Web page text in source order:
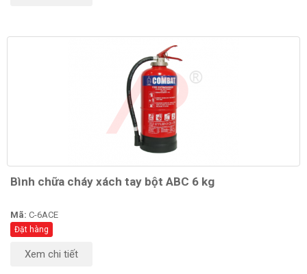
Bình chữa cháy xách tay bột ABC 6 kg
Mã: C-6ACE
Đặt hàng
Xem chi tiết